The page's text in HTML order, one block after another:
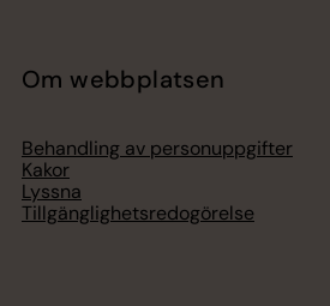
Om webbplatsen
Behandling av personuppgifter
Kakor
Lyssna
Tillgänglighetsredogörelse